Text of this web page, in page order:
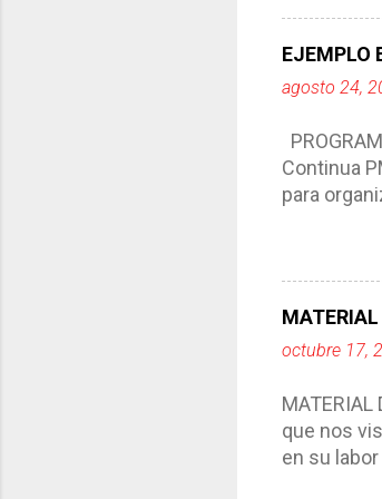
Tiene un
EJEMPLO
agosto 24,
Continua
para
concreta
estrategia
octubre 17,
que nos
en su